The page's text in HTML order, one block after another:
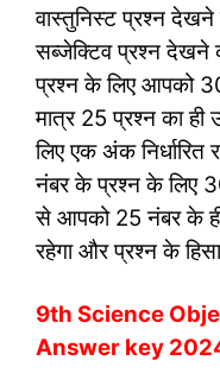
वास्तुनिस्ट प्रश्न
सब्जेक्टिव प्रश्न देखने
प्रश्न के लिए आपको
मात्र 25 प्रश्न का ही
लिए एक अंक
नंबर के प्रश्न के लिए
से आपको 25 नंबर के ही
रहेगा और प्रश्न के
9th Science
Answer key